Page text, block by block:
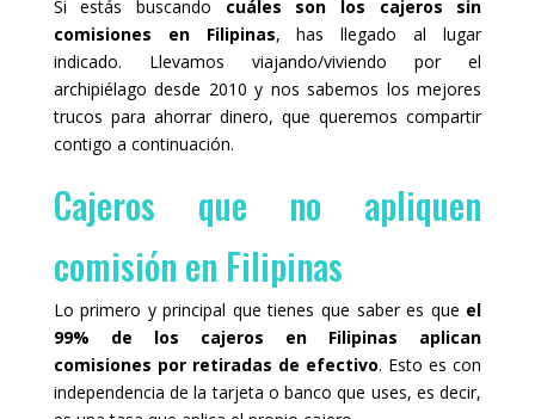
Si estás buscando cuáles son los cajeros sin
comisiones en Filipinas, has llegado al lugar
indicado. Llevamos viajando/viviendo por el
archipiélago desde 2010 y nos sabemos los mejores
trucos para ahorrar dinero, que queremos compartir
contigo a continuación.
Cajeros que no apliquen
comisión en Filipinas
Lo primero y principal que tienes que saber es que el
99% de los cajeros en Filipinas aplican
comisiones por retiradas de efectivo. Esto es con
independencia de la tarjeta o banco que uses, es decir,